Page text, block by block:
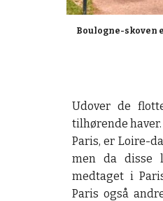
Boulogne-skoven
Udover de
tilhørende
Paris, er Loire-
men da disse
medtaget i
Paris også